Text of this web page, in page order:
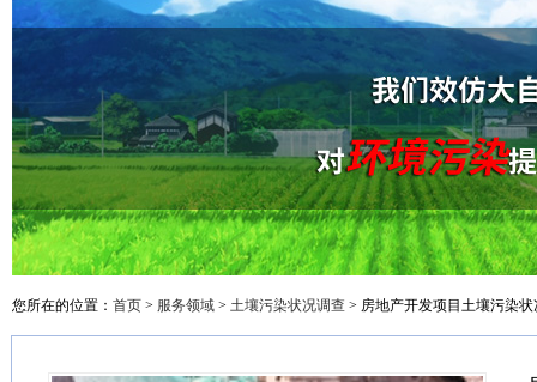
您所在的位置： 首页 > 服务领域 > 土壤污染状况调查 > 房地产开发项目土壤污染状